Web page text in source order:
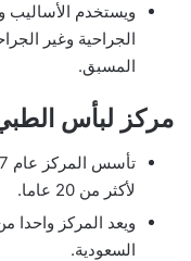
ويستخدم الأساليب
الجراحية وغير
المسبق.
مركز لبأس
لأكثر من 20 عاما.
ويعد المركز واحدا
السعودية.